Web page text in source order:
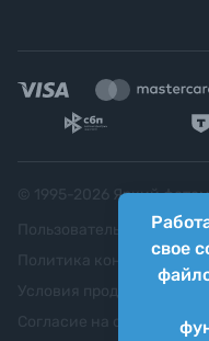
свое
Яркий
Пользовательское
Политика
Согласие на обработку